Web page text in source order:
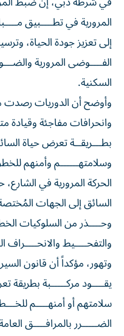
المرورية في تطــــبيق
إلى تعزيز جودة الحياة،
الفــــوضى المرورية
السكنية.
وأوضح أن الدوريات رصدت
وانحرافات مفاجئة وقيادة
بطـــريقــة تعرض حياة
وسلامتهــــــم وأمنهم
الحركة المرورية في
السائق إلى الجهات
وحــــذر من السلوكيات
والتفحــــيط
وتهور، مؤكداً أن قانون
يقــــود مركـــــبة
سلامتهم أو أمنهــــم
الضـــــرر بالمرافــــق